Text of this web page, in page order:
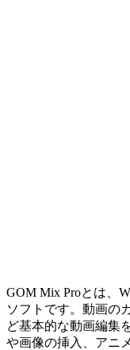
GOM Mix Proとは、
ソフトです。動画の
ど基本的な動画編集
や画像の挿入、アニ